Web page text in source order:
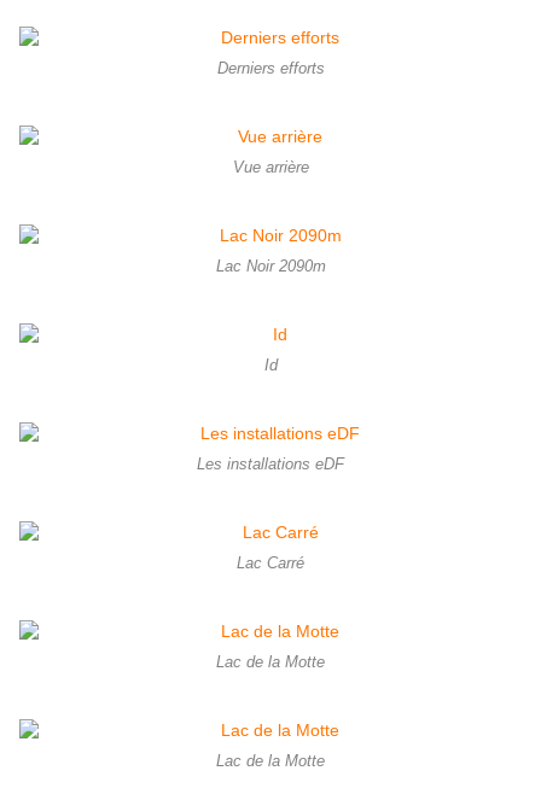
Derniers efforts
Vue arrière
Lac Noir 2090m
Id
Les installations eDF
Lac Carré
Lac de la Motte
Lac de la Motte